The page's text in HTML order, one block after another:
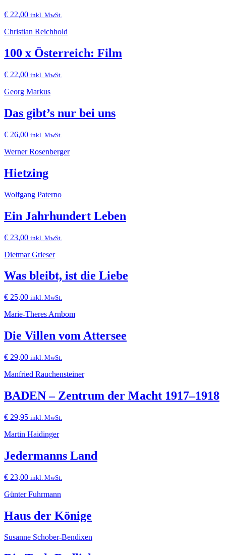
€ 22,00 inkl. MwSt.
Christian Reichhold
100 x Österreich: Film
€ 22,00 inkl. MwSt.
Georg Markus
Das gibt’s nur bei uns
€ 26,00 inkl. MwSt.
Werner Rosenberger
Hietzing
Wolfgang Paterno
Ein Jahrhundert Leben
€ 23,00 inkl. MwSt.
Dietmar Grieser
Was bleibt, ist die Liebe
€ 25,00 inkl. MwSt.
Marie-Theres Arnbom
Die Villen vom Attersee
€ 29,00 inkl. MwSt.
Manfried Rauchensteiner
BADEN – Zentrum der Macht 1917–1918
€ 29,95 inkl. MwSt.
Martin Haidinger
Jedermanns Land
€ 23,00 inkl. MwSt.
Günter Fuhrmann
Haus der Könige
Susanne Schober-Bendixen